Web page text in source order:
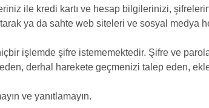
ile kredi kartı ve hesap bilgilerinizi,
ya da sahte web siteleri ve sosyal medya
işlemde şifre istememektedir. Şifre ve
derhal harekete geçmenizi talep eden,
ve yanıtlamayın.